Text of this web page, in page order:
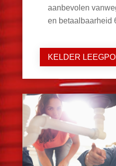
aanbevolen
en betaalbaarheid
KELDER